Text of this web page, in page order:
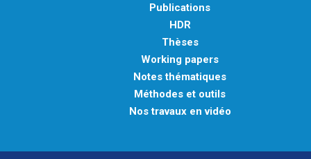
Publications
HDR
Thèses
Working papers
Notes thématiques
Méthodes et outils
Nos travaux en vidéo